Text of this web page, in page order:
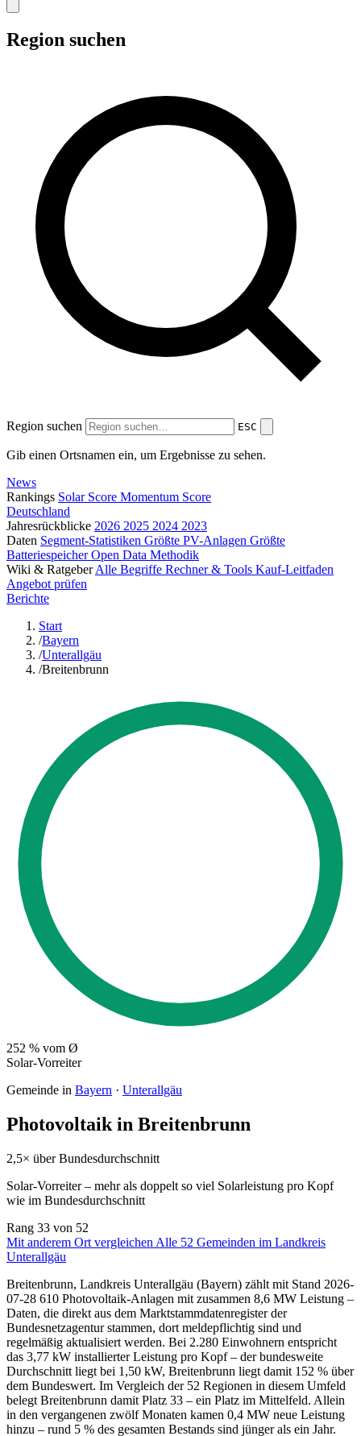
Region suchen
Region suchen ESC
Gib einen Ortsnamen ein, um Ergebnisse zu sehen.
News
Rankings Solar Score Momentum Score
Deutschland
Jahresrückblicke 2026 2025 2024 2023
Daten Segment-Statistiken Größte PV-Anlagen Größte
BatteriespeicherOpen Data Methodik
Wiki & Ratgeber Alle Begriffe Rechner & Tools Kauf-Leitfaden
Angebot prüfen
Berichte
Start
/Bayern
/Unterallgäu
/Breitenbrunn
252 % vom Ø
Solar-Vorreiter
Gemeinde in Bayern · Unterallgäu
Photovoltaik in Breitenbrunn
2,5× über Bundesdurchschnitt
Solar-Vorreiter – mehr als doppelt so viel Solarleistung pro Kopf
wie im Bundesdurchschnitt
Rang 33 von 52
Mit anderem Ort vergleichen Alle 52 Gemeinden im Landkreis
Unterallgäu
Breitenbrunn, Landkreis Unterallgäu (Bayern) zählt mit Stand 2026-
07-28 610 Photovoltaik-Anlagen mit zusammen 8,6 MW Leistung –
Daten, die direkt aus dem Marktstammdatenregister der
Bundesnetzagentur stammen, dort meldepflichtig sind und
regelmäßig aktualisiert werden. Bei 2.280 Einwohnern entspricht
das 3,77 kW installierter Leistung pro Kopf – der bundesweite
Durchschnitt liegt bei 1,50 kW, Breitenbrunn liegt damit 152 % über
dem Bundeswert. Im Vergleich der 52 Regionen in diesem Umfeld
belegt Breitenbrunn damit Platz 33 – ein Platz im Mittelfeld. Allein
in den vergangenen zwölf Monaten kamen 0,4 MW neue Leistung
hinzu – rund 5 % des gesamten Bestands sind jünger als ein Jahr.